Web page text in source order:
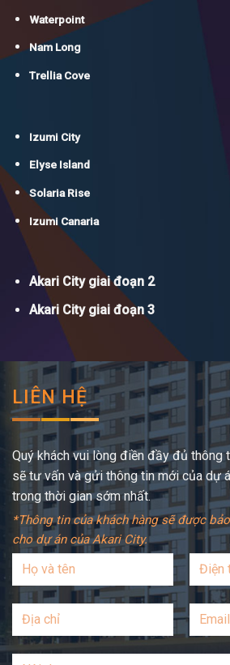
Waterpoint
Nam Long
Trellia Cove
Izumi City
Elyse Island
Solaria Rise
Izumi Canaria
Akari City giai đoạn 2
Akari City giai đoạn 3
LIÊN HỆ
Quý khách vui lòng điền đầy đủ thông
sẽ tư vấn và gửi thông tin mới của dự
trong thời gian sớm nhất.
*Thông tin của khách hàng sẽ được
cho dự án của Akari City.